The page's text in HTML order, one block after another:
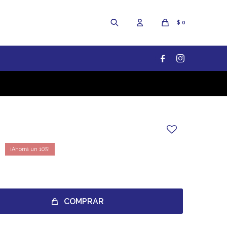
$ 0
 
10
COMPRAR